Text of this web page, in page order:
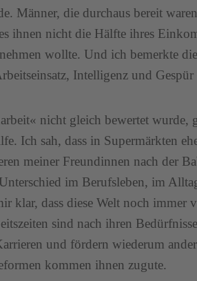
Männer, die durchaus bereit
ihnen nicht die Hälfte ihres
wollte. Und ich bemerkte
Intelligenz und Gespür
nicht gleich bewertet wurde,
Ich sah, dass in Supermärkten
meiner Freundinnen nach der
im Berufsleben, im
klar, dass diese Welt noch immer
sind nach ihren
und fördern wiederum
kommen ihnen zugute.